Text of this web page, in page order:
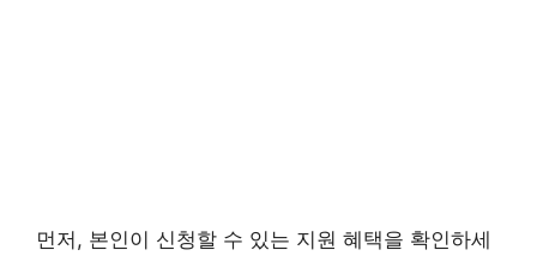
먼저, 본인이 신청할 수 있는 지원 혜택을 확인하세